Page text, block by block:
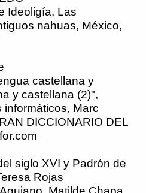
Ideoligía, Las
nahuas, México,
castellana y
y castellana (2)",
Marc
DICCIONARIO DEL
siglo XVI y Padrón de
Rojas